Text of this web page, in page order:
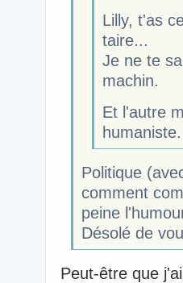
Lilly, t'as
taire...
Je ne te
machin.
Et l'autre
humaniste.
Politique
comment
peine
Désolé de
Peut-être que